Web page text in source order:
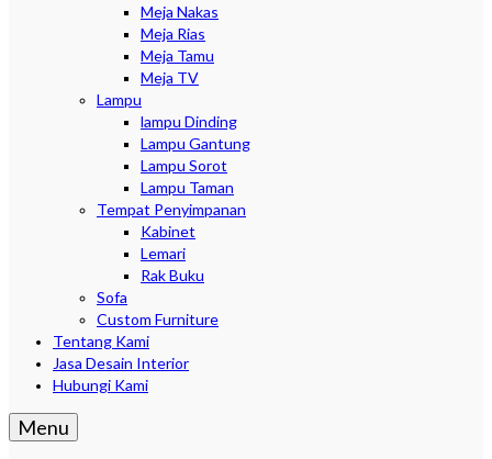
Meja Nakas
Meja Rias
Meja Tamu
Meja TV
Lampu
lampu Dinding
Lampu Gantung
Lampu Sorot
Lampu Taman
Tempat Penyimpanan
Kabinet
Lemari
Rak Buku
Sofa
Custom Furniture
Tentang Kami
Jasa Desain Interior
Hubungi Kami
Menu